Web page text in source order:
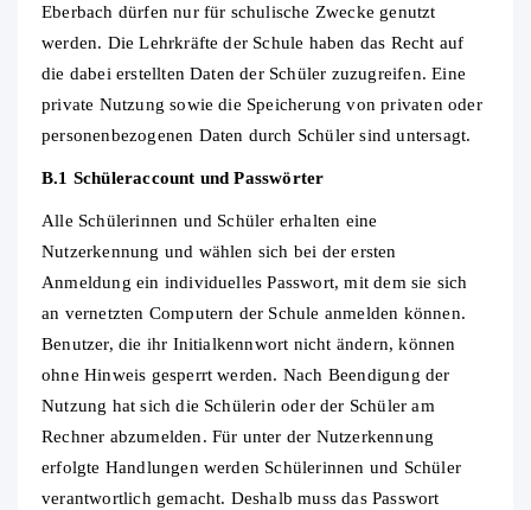
Eberbach dürfen nur für schulische Zwecke genutzt
werden. Die Lehrkräfte der Schule haben das Recht auf
die dabei erstellten Daten der Schüler zuzugreifen. Eine
private Nutzung sowie die Speicherung von privaten oder
personenbezogenen Daten durch Schüler sind untersagt.
B.1 Schüleraccount und Passwörter
Alle Schülerinnen und Schüler erhalten eine
Nutzerkennung und wählen sich bei der ersten
Anmeldung ein individuelles Passwort, mit dem sie sich
an vernetzten Computern der Schule anmelden können.
Benutzer, die ihr Initialkennwort nicht ändern, können
ohne Hinweis gesperrt werden. Nach Beendigung der
Nutzung hat sich die Schülerin oder der Schüler am
Rechner abzumelden. Für unter der Nutzerkennung
erfolgte Handlungen werden Schülerinnen und Schüler
verantwortlich gemacht. Deshalb muss das Passwort